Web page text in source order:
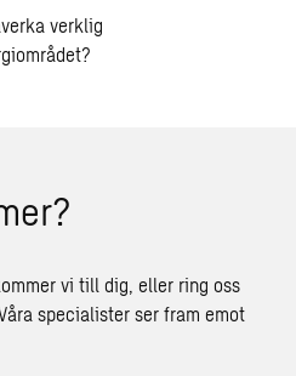
verklig
vi till dig, eller ring oss
specialister ser fram emot